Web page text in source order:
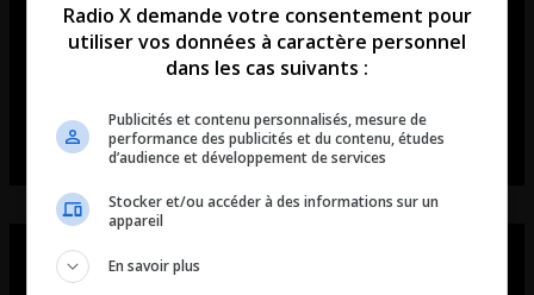
Radio X demande votre consentement pour
utiliser vos données à caractère personnel
dans les cas suivants :
Publicités et contenu personnalisés, mesure de
performance des publicités et du contenu, études
d’audience et développement de services
Stocker et/ou accéder à des informations sur un
appareil
En savoir plus